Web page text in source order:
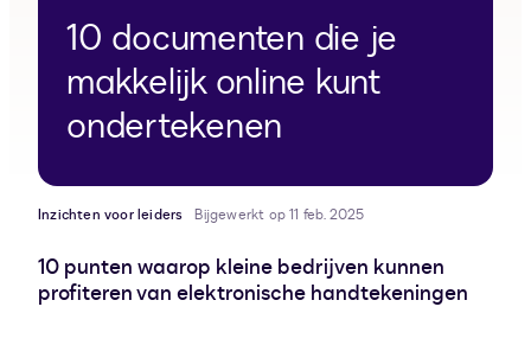
10 documenten die je
makkelijk online kunt
ondertekenen
Inzichten voor leiders Bijgewerkt op 11 feb. 2025
10 punten waarop kleine bedrijven kunnen
profiteren van elektronische handtekeningen